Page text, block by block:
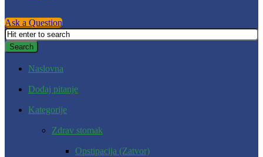
Ask a Question
Naslovna
Dodaj pitanje
Kategorije
Zdrav stomak
Opstipacija (Zatvor)